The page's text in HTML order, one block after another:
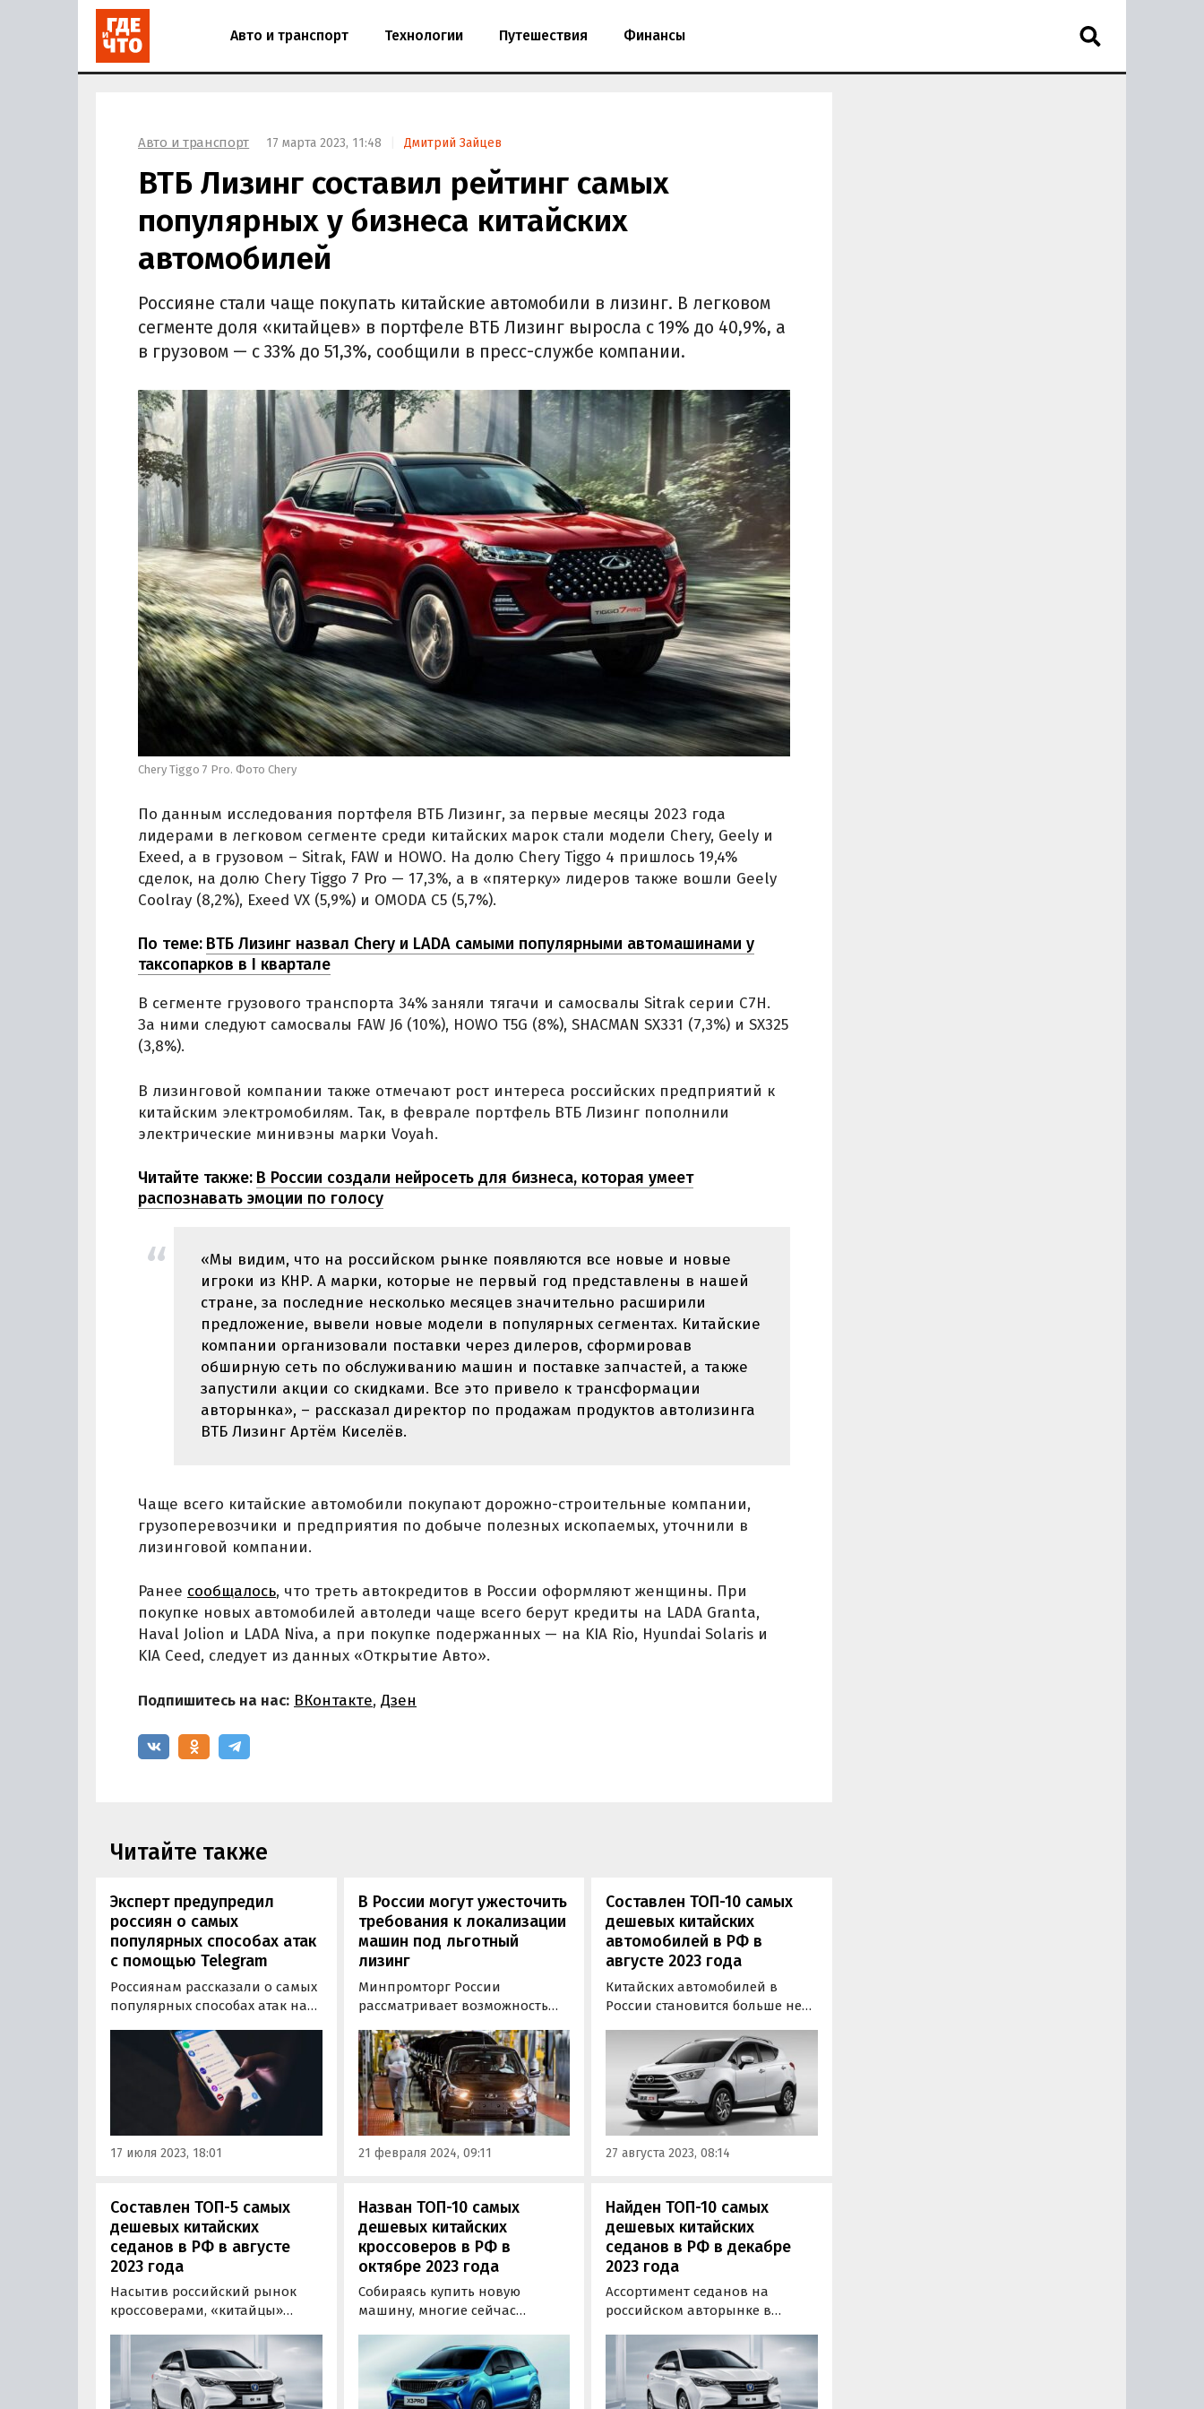
Авто и транспорт Технологии Путешествия Финансы
Авто и транспорт 17 марта 2023, 11:48 Дмитрий Зайцев
ВТБ Лизинг составил рейтинг самых
популярных у бизнеса китайских
автомобилей
Россияне стали чаще покупать китайские автомобили в лизинг. В легковом
сегменте доля «китайцев» в портфеле ВТБ Лизинг выросла с 19% до 40,9%, а
в грузовом — с 33% до 51,3%, сообщили в пресс-службе компании.
Сhery Tiggo 7 Pro. Фото Chery
По данным исследования портфеля ВТБ Лизинг, за первые месяцы 2023 года
лидерами в легковом сегменте среди китайских марок стали модели Chery, Geely и
Exeed, а в грузовом – Sitrak, FAW и HOWO. На долю Chery Tiggo 4 пришлось 19,4%
сделок, на долю Chery Tiggo 7 Pro — 17,3%, а в «пятерку» лидеров также вошли Geely
Coolray (8,2%), Exeed VX (5,9%) и OMODA C5 (5,7%).
По теме: ВТБ Лизинг назвал Chery и LADA самыми популярными автомашинами у
таксопарков в I квартале
В сегменте грузового транспорта 34% заняли тягачи и самосвалы Sitrak серии C7H.
За ними следуют самосвалы FAW J6 (10%), HOWO T5G (8%), SHACMAN SX331 (7,3%) и SX325
(3,8%).
В лизинговой компании также отмечают рост интереса российских предприятий к
китайским электромобилям. Так, в феврале портфель ВТБ Лизинг пополнили
электрические минивэны марки Voyah.
Читайте также: В России создали нейросеть для бизнеса, которая умеет
распознавать эмоции по голосу
«Мы видим, что на российском рынке появляются все новые и новые
игроки из КНР. А марки, которые не первый год представлены в нашей
стране, за последние несколько месяцев значительно расширили
предложение, вывели новые модели в популярных сегментах. Китайские
компании организовали поставки через дилеров, сформировав
обширную сеть по обслуживанию машин и поставке запчастей, а также
запустили акции со скидками. Все это привело к трансформации
авторынка», – рассказал директор по продажам продуктов автолизинга
ВТБ Лизинг Артём Киселёв.
Чаще всего китайские автомобили покупают дорожно-строительные компании,
грузоперевозчики и предприятия по добыче полезных ископаемых, уточнили в
лизинговой компании.
Ранее сообщалось, что треть автокредитов в России оформляют женщины. При
покупке новых автомобилей автоледи чаще всего берут кредиты на LADA Granta,
Haval Jolion и LADA Niva, а при покупке подержанных — на KIA Rio, Hyundai Solaris и
KIA Ceed, следует из данных «Открытие Авто».
Подпишитесь на нас: ВКонтакте, Дзен
Читайте также
Эксперт предупредил
россиян о самых
популярных способах атак
с помощью Telegram
Россиянам рассказали о самых
популярных способах атак на
словам эксперта центра
мониторинга внешних
цифровых угроз Solar AURA
компании «Ростелеком-Солар»
Александра Вураско, фишинг —
это основной способ кражи
данных…
17 июля 2023, 18:01
В России могут ужесточить
требования к локализации
машин под льготный
лизинг
Минпромторг России
рассматривает возможность
государственной программы
льготного лизинга
автомобилей. Для машин,
участвующих в программе,
могут ввести минимальный
уровень локализации,
сообщает ТАСС со ссылкой на
21 февраля 2024, 09:11
Составлен ТОП-10 самых
дешевых китайских
автомобилей в РФ в
августе 2023 года
Китайских автомобилей в
России становится больше не
дорогах. Цены при этом
продолжают расти, поэтому
«Автоновости дня» решили
вновь изучить актуальные
прайс-листы и составить
свежий рейтинг самых
доступных машин…
27 августа 2023, 08:14
Составлен ТОП-5 самых
дешевых китайских
седанов в РФ в августе
2023 года
Насытив российский рынок
кроссоверами, «китайцы»
него седаны — в том числе те,
которые могут заменить Kia Rio,
Hyundai Solaris и другие
полюбившиеся россиянам
Назван ТОП-10 самых
дешевых китайских
кроссоверов в РФ в
октябре 2023 года
Собираясь купить новую
машину, многие сейчас
качестве китайский кроссовер.
Изучив актуальные прайс-
листы автопроизводителей из
Поднебесной, портал
Найден ТОП-10 самых
дешевых китайских
седанов в РФ в декабре
2023 года
Ассортимент седанов на
российском авторынке в
не ежемесячно, и в том числе
за счет китайских моделей,
которые ждали в России уже
давно.